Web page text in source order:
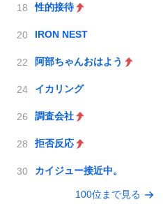
性的接待
IRON NEST
阿部ちゃんおはよう
イカリング
調査会社
拒否反応
カイジュー接近中。
100位まで見る